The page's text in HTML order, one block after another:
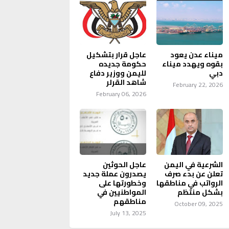
ميناء عدن يعود
بقوه ويهدد ميناء
دبي
February 22, 2026
عاجل قرار بتشكيل
حكومة جديده
لليمن ووزير دفاع
شاهد القرلر
February 06, 2026
الشرعية في اليمن
تعلن عن بدء صرف
الرواتب في مناطقها
بشكل منتظم
October 09, 2025
عاجل الحوثين
يصدرون عملة جديد
وخطورتها على
المواطنيين في
مناطقهم
July 13, 2025